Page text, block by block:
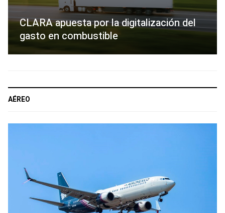
CLARA apuesta por la digitalización del
gasto en combustible
AÉREO